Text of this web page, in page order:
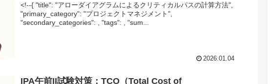
<!--{ "title": "アローダイアグラムによるクリティカルパスの計算方法",
"primary_category": "プロジェクトマネジメント",
"secondary_categories": , "tags": , "sum...
2026.01.04
IPA午前II試験対策：TCO（Total Cost of